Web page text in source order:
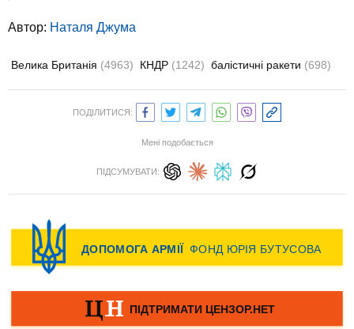
Автор: Наталя Джума
Велика Британія (4963) КНДР (1242) балістичні ракети (698)
ПОДІЛИТИСЯ:
Мені подобається
ПІДСУМУВАТИ: